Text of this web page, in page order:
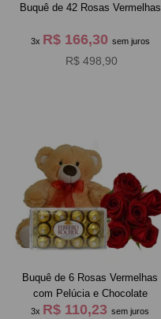
Buquê de 42 Rosas Vermelhas
3x R$ 166,30 sem juros
R$ 498,90
Buquê de 6 Rosas Vermelhas
com Pelúcia e Chocolate
3x R$ 110,23sem juros